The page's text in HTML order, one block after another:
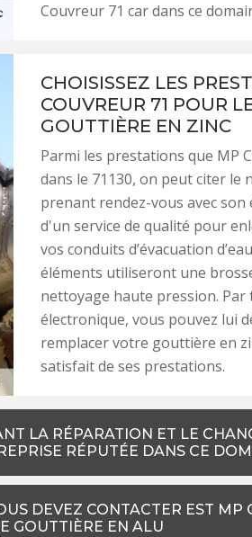
Couvreur 71 car dans ce
CHOISISSEZ LES
COUVREUR 71 POUR
GOUTTIÈRE EN ZINC
Parmi les prestations que MP
dans le 71130, on peut citer le
prenant rendez-vous avec
d'un service de qualité pour
vos conduits d’évacuation
éléments utiliseront une
nettoyage haute pression.
électronique, vous pouvez lui
remplacer votre gouttière en
satisfait de ses prestations.
LA RÉPARATION ET LE
RÉPUTÉE DANS CE
DEVEZ CONTACTER EST MP
GOUTTIÈRE EN ALU